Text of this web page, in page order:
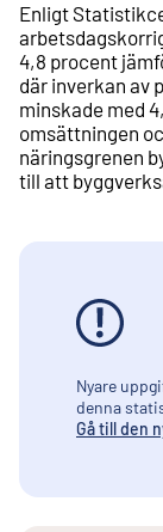
Enligt
4,8 procent
där inverkan av
minskade med
omsättningen
näringsgrenen
till att
Nyare
denna
Gå till den